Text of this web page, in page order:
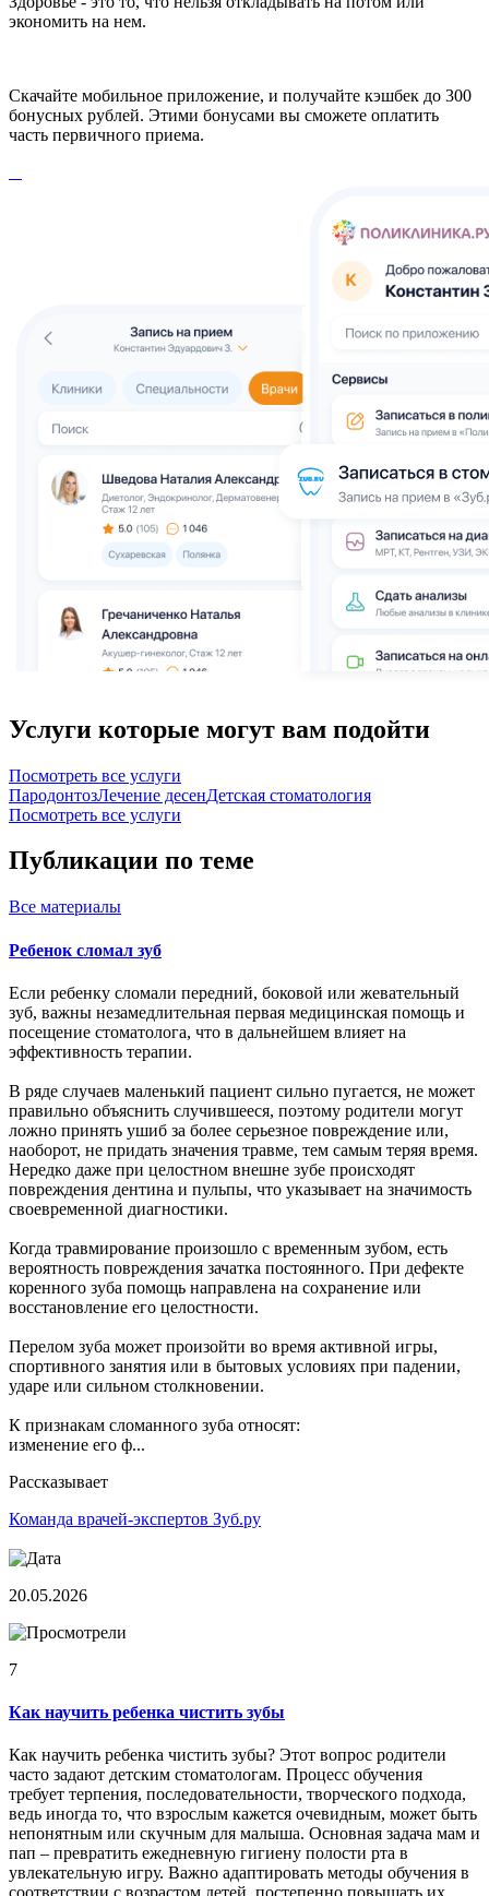
экономить на нем.
Скачайте мобильное приложение, и получайте кэшбек до 300
бонусных рублей. Этими бонусами вы сможете оплатить
часть первичного приема.
Услуги которые могут вам подойти
Посмотреть все услуги
ПародонтозЛечение десенДетская стоматология
Посмотреть все услуги
Публикации по теме
Все материалы
Ребенок сломал зуб
Если ребенку сломали передний, боковой или жевательный
зуб, важны незамедлительная первая медицинская помощь и
посещение стоматолога, что в дальнейшем влияет на
эффективность терапии.
В ряде случаев маленький пациент сильно пугается, не может
правильно объяснить случившееся, поэтому родители могут
ложно принять ушиб за более серьезное повреждение или,
наоборот, не придать значения травме, тем самым теряя время.
Нередко даже при целостном внешне зубе происходят
повреждения дентина и пульпы, что указывает на значимость
своевременной диагностики.
Когда травмирование произошло с временным зубом, есть
вероятность повреждения зачатка постоянного. При дефекте
коренного зуба помощь направлена на сохранение или
восстановление его целостности.
Перелом зуба может произойти во время активной игры,
спортивного занятия или в бытовых условиях при падении,
ударе или сильном столкновении.
К признакам сломанного зуба относят:
изменение его ф...
Рассказывает
Команда врачей-экспертов Зуб.ру
20.05.2026
7
Как научить ребенка чистить зубы
Как научить ребенка чистить зубы? Этот вопрос родители
часто задают детским стоматологам. Процесс обучения
требует терпения, последовательности, творческого подхода,
ведь иногда то, что взрослым кажется очевидным, может быть
непонятным или скучным для малыша. Основная задача мам и
пап – превратить ежедневную гигиену полости рта в
увлекательную игру. Важно адаптировать методы обучения в